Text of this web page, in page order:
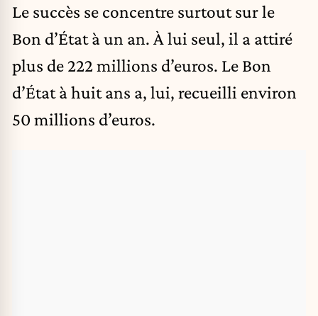
Le succès se concentre surtout sur le
Bon d’État à un an. À lui seul, il a attiré
plus de 222 millions d’euros. Le Bon
d’État à huit ans a, lui, recueilli environ
50 millions d’euros.